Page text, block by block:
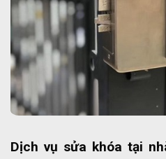
Dịch vụ sửa khóa tại